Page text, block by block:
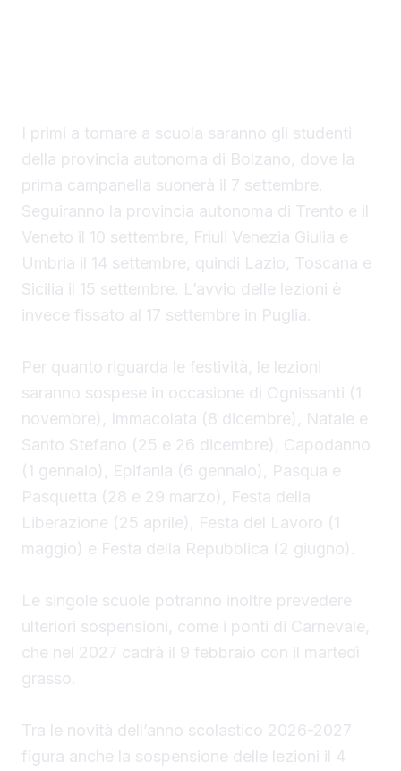
I primi a tornare a scuola saranno gli studenti
della provincia autonoma di Bolzano, dove la
prima campanella suonerà il 7 settembre.
Seguiranno la provincia autonoma di Trento e il
Veneto il 10 settembre, Friuli Venezia Giulia e
Umbria il 14 settembre, quindi Lazio, Toscana e
Sicilia il 15 settembre. L’avvio delle lezioni è
invece fissato al 17 settembre in Puglia.
Per quanto riguarda le festività, le lezioni
saranno sospese in occasione di Ognissanti (1
novembre), Immacolata (8 dicembre), Natale e
Santo Stefano (25 e 26 dicembre), Capodanno
(1 gennaio), Epifania (6 gennaio), Pasqua e
Pasquetta (28 e 29 marzo), Festa della
Liberazione (25 aprile), Festa del Lavoro (1
maggio) e Festa della Repubblica (2 giugno).
Le singole scuole potranno inoltre prevedere
ulteriori sospensioni, come i ponti di Carnevale,
che nel 2027 cadrà il 9 febbraio con il martedì
grasso.
Tra le novità dell’anno scolastico 2026-2027
figura anche la sospensione delle lezioni il 4